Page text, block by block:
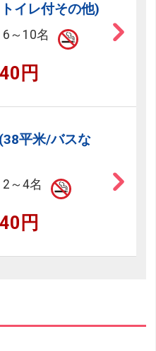
イレ付その他)
6～10名
円
平米/バスな
2～4名
円